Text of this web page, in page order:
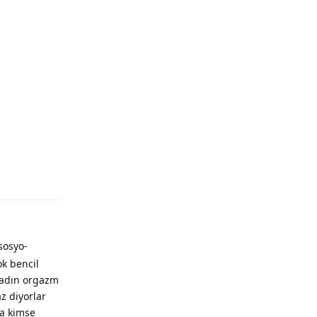
bencil
orgazm
diyorlar
kimse